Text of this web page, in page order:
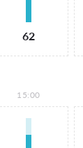
62
15:00